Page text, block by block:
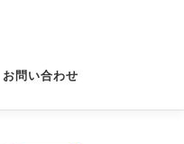
お問い合わせ